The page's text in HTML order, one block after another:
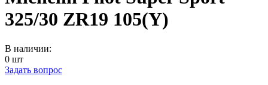
325/30 ZR19 105(Y)
В наличии:
0 шт
Задать вопрос